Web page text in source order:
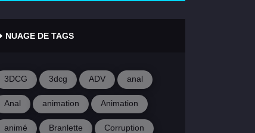
NUAGE DE TAGS
3DCG 3dcg ADV anal
Anal animation Animation
animé Branlette Corruption